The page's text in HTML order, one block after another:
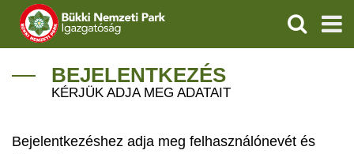
IGAZGATÓSÁG
VÍZVÉDELEM
KERESÉS
BEJELENTKEZÉS
KÉRJÜK ADJA MEG ADATAIT
Bejelentkezéshez adja meg felhasználónevét és